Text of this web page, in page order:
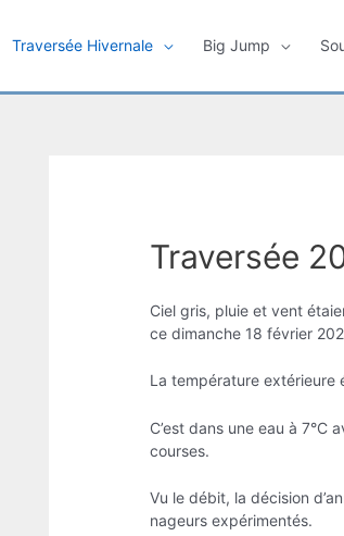
Traversée Hivernale Big Jump
Traversée
Ciel gris, pluie et vent
ce dimanche 18 février
La température extérieure
C’est dans une eau à
courses.
Vu le débit, la décision
nageurs expérimentés.